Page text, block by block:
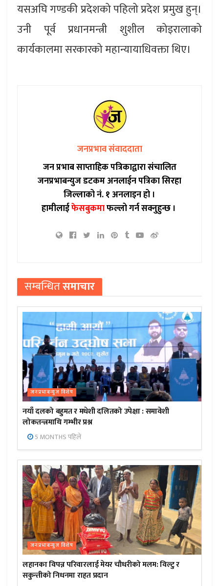
यसअघि गण्डकी प्रदेशको पहिलो प्रदेश प्रमुख हुन्।
उनी पूर्व प्रधानमन्त्री शुशील कोइरालाको
कार्यकालमा सरकारको महान्यायाधिवक्ता थिए।
जनप्रभाव संवाददाता
जन प्रभाब साप्ताहिक पत्रिकाद्वारा संचालित
जनप्रभाबन्युज डटकम अनलाईन पत्रिका सिरहा
जिल्लाको नं. १ अनलाइन हो ।
हामीलाईफेसबुकमाफल्लो गर्न सक्नुहुन्छ ।
सम्बन्धितसमाचार
जनप्रभाबन्युज विशेष
नयाँ दलको बहुमत र मधेशी दलितको उपेक्षा : समावेशी
लोकतन्त्रमाथि गम्भीर प्रश्न
5 MONTHS पहिले
जनप्रभाबन्युज विशेष
लहानका विपन्न परिवारलाई मेयर चौधरीको मलम: विल्टु र
सकुन्तीको निधनमा राहत प्रदान